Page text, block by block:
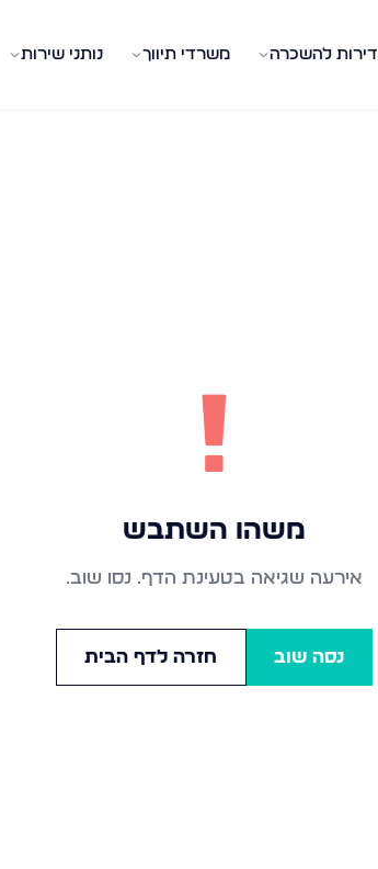
דירות להשכרה משרדי תיווך נותני שירות
!
משהו השתבש
אירעה שגיאה בטעינת הדף. נסו שוב.
נסה שוב חזרה לדף הבית